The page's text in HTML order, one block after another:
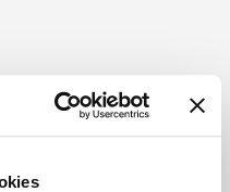
Sagsbehandlingsfrister